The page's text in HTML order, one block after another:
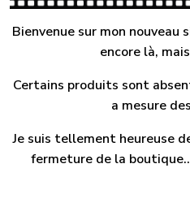
Bienvenue sur mon
encore là,
Certains produits sont
a mesure
Je suis tellement heureuse
fermeture de la